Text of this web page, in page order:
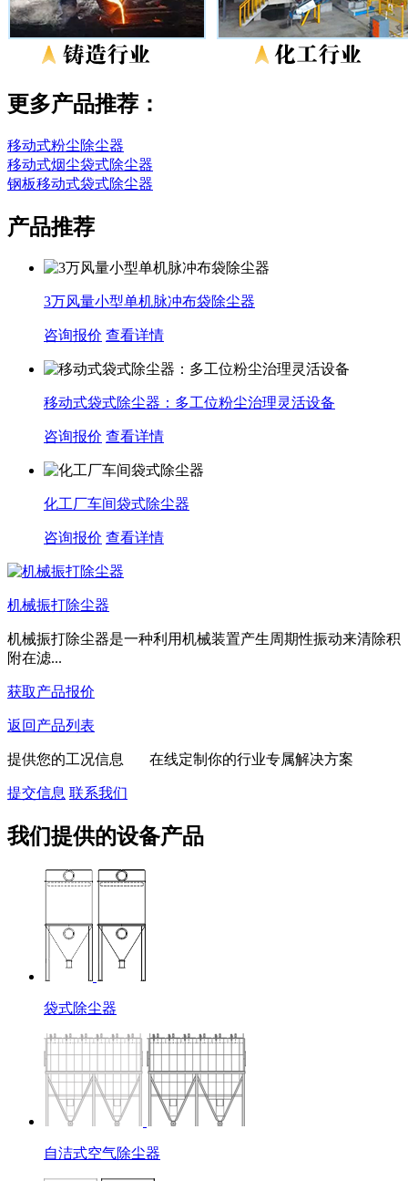
更多产品推荐：
移动式粉尘除尘器
移动式烟尘袋式除尘器
钢板移动式袋式除尘器
产品推荐
3万风量小型单机脉冲布袋除尘器
咨询报价 查看详情
移动式袋式除尘器：多工位粉尘治理灵活设备
咨询报价 查看详情
化工厂车间袋式除尘器
咨询报价 查看详情
机械振打除尘器
机械振打除尘器是一种利用机械装置产生周期性振动来清除积
附在滤...
获取产品报价
返回产品列表
提供您的工况信息 在线定制你的行业专属解决方案
提交信息 联系我们
我们提供的设备产品
袋式除尘器
自洁式空气除尘器